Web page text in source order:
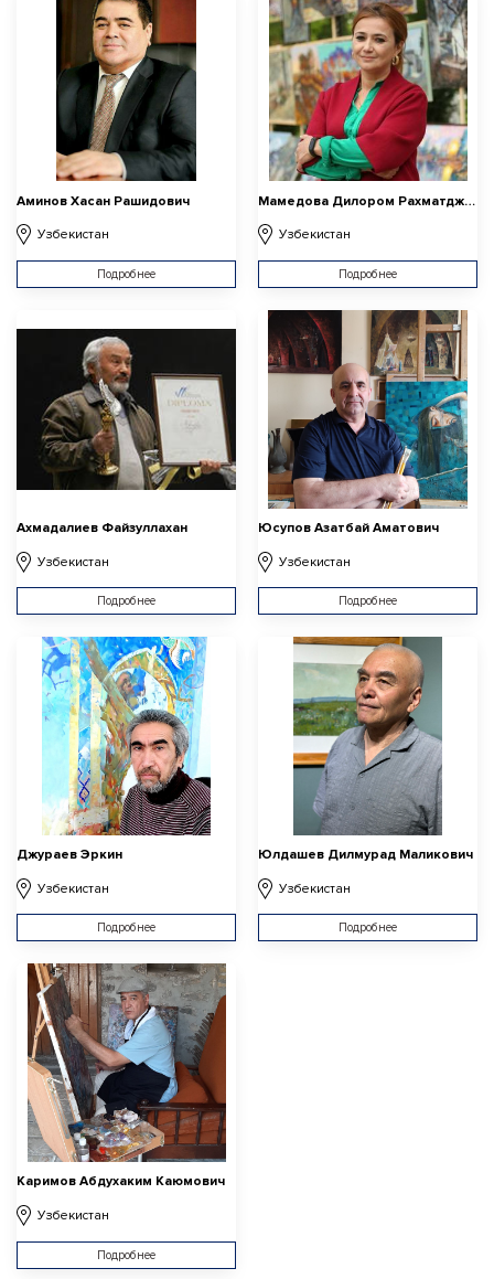
Аминов Хасан Рашидович
Узбекистан
Подробнее
Мамедова Дилором Рахматджановна
Узбекистан
Подробнее
Ахмадалиев Файзуллахан
Узбекистан
Подробнее
Юсупов Азатбай Аматович
Узбекистан
Подробнее
Джураев Эркин
Узбекистан
Подробнее
Юлдашев Дилмурад Маликович
Узбекистан
Подробнее
Каримов Абдухаким Каюмович
Узбекистан
Подробнее